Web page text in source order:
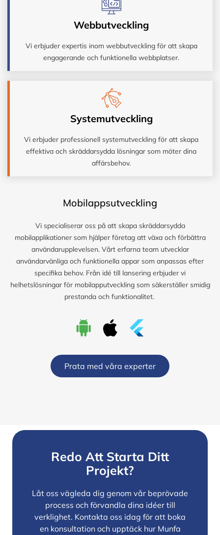
Webbutveckling
Vi erbjuder expertis inom webbutveckling för att skapa
engagerande och funktionella webbplatser.
Systemutveckling
Vi erbjuder professionell systemutveckling för att skapa
effektiva och skräddarsydda lösningar som möter dina
affärsbehov.
Mobilappsutveckling
Vi specialiserar oss på att skapa skräddarsydda
mobilapplikationer som hjälper företag att växa och förbättra
användarupplevelsen. Vårt erfarna team utvecklar
användarvänliga och funktionella appar som anpassas efter
specifika behov. Från idé till lansering erbjuder vi
helhetslösningar för mobilapputveckling som säkerställer smidig
prestanda och funktionalitet.
Prata med våra experter
Redo Att Starta Ditt
Projekt?
Låt oss vägleda dig genom vår beprövade
process och förvandla dina idéer till
verklighet. Kontakta oss idag för att boka
en konsultation och upptäck hur Munfa